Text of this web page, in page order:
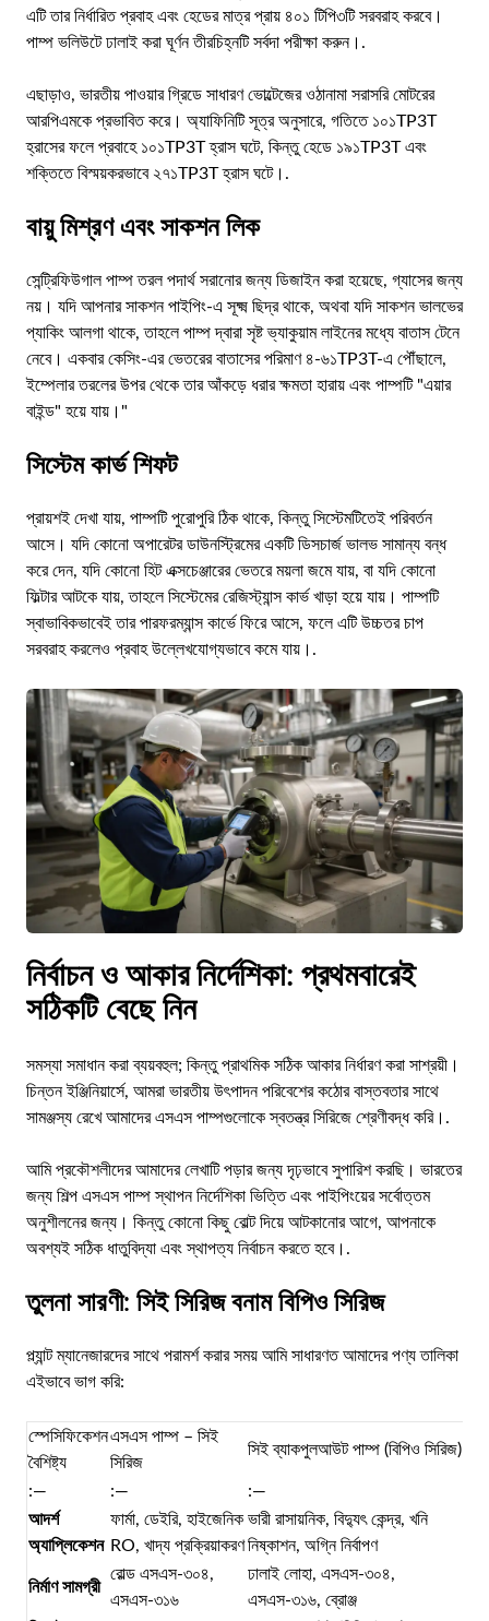
এটি তার নির্ধারিত প্রবাহ এবং হেডের মাত্র প্রায় ৪০১ টিপি৩টি সরবরাহ করবে।
পাম্প ভলিউটে ঢালাই করা ঘূর্ণন তীরচিহ্নটি সর্বদা পরীক্ষা করুন।.
এছাড়াও, ভারতীয় পাওয়ার গ্রিডে সাধারণ ভোল্টেজের ওঠানামা সরাসরি মোটরের
আরপিএমকে প্রভাবিত করে। অ্যাফিনিটি সূত্র অনুসারে, গতিতে ১০১TP3T
হ্রাসের ফলে প্রবাহে ১০১TP3T হ্রাস ঘটে, কিন্তু হেডে ১৯১TP3T এবং
শক্তিতে বিস্ময়করভাবে ২৭১TP3T হ্রাস ঘটে।.
বায়ু মিশ্রণ এবং সাকশন লিক
সেন্ট্রিফিউগাল পাম্প তরল পদার্থ সরানোর জন্য ডিজাইন করা হয়েছে, গ্যাসের জন্য
নয়। যদি আপনার সাকশন পাইপিং-এ সূক্ষ্ম ছিদ্র থাকে, অথবা যদি সাকশন ভালভের
প্যাকিং আলগা থাকে, তাহলে পাম্প দ্বারা সৃষ্ট ভ্যাকুয়াম লাইনের মধ্যে বাতাস টেনে
নেবে। একবার কেসিং-এর ভেতরের বাতাসের পরিমাণ ৪-৬১TP3T-এ পৌঁছালে,
ইম্পেলার তরলের উপর থেকে তার আঁকড়ে ধরার ক্ষমতা হারায় এবং পাম্পটি "এয়ার
বাইন্ড" হয়ে যায়।"
সিস্টেম কার্ভ শিফট
প্রায়শই দেখা যায়, পাম্পটি পুরোপুরি ঠিক থাকে, কিন্তু সিস্টেমটিতেই পরিবর্তন
আসে। যদি কোনো অপারেটর ডাউনস্ট্রিমের একটি ডিসচার্জ ভালভ সামান্য বন্ধ
করে দেন, যদি কোনো হিট এক্সচেঞ্জারের ভেতরে ময়লা জমে যায়, বা যদি কোনো
ফিল্টার আটকে যায়, তাহলে সিস্টেমের রেজিস্ট্যান্স কার্ভ খাড়া হয়ে যায়। পাম্পটি
স্বাভাবিকভাবেই তার পারফরম্যান্স কার্ভে ফিরে আসে, ফলে এটি উচ্চতর চাপ
সরবরাহ করলেও প্রবাহ উল্লেখযোগ্যভাবে কমে যায়।.
নির্বাচন ও আকার নির্দেশিকা: প্রথমবারেই
সঠিকটি বেছে নিন
সমস্যা সমাধান করা ব্যয়বহুল; কিন্তু প্রাথমিক সঠিক আকার নির্ধারণ করা সাশ্রয়ী।
চিন্তন ইঞ্জিনিয়ার্সে, আমরা ভারতীয় উৎপাদন পরিবেশের কঠোর বাস্তবতার সাথে
সামঞ্জস্য রেখে আমাদের এসএস পাম্পগুলোকে স্বতন্ত্র সিরিজে শ্রেণীবদ্ধ করি।.
আমি প্রকৌশলীদের আমাদের লেখাটি পড়ার জন্য দৃঢ়ভাবে সুপারিশ করছি। ভারতের
জন্য শিল্প এসএস পাম্প স্থাপন নির্দেশিকা ভিত্তি এবং পাইপিংয়ের সর্বোত্তম
অনুশীলনের জন্য। কিন্তু কোনো কিছু বোল্ট দিয়ে আটকানোর আগে, আপনাকে
অবশ্যই সঠিক ধাতুবিদ্যা এবং স্থাপত্য নির্বাচন করতে হবে।.
তুলনা সারণী: সিই সিরিজ বনাম বিপিও সিরিজ
প্ল্যান্ট ম্যানেজারদের সাথে পরামর্শ করার সময় আমি সাধারণত আমাদের পণ্য তালিকা
এইভাবে ভাগ করি:
স্পেসিফিকেশন
বৈশিষ্ট্য
এসএস পাম্প – সিই
সিরিজ
সিই ব্যাকপুলআউট পাম্প (বিপিও সিরিজ)
:— :—
:—
আদর্শ
অ্যাপ্লিকেশন
ফার্মা, ডেইরি, হাইজেনিক
RO, খাদ্য প্রক্রিয়াকরণ
ভারী রাসায়নিক, বিদ্যুৎ কেন্দ্র, খনি
নিষ্কাশন, অগ্নি নির্বাপণ
নির্মাণ সামগ্রী
রোল্ড এসএস-৩০৪,
এসএস-৩১৬
ঢালাই লোহা, এসএস-৩০৪,
এসএস-৩১৬, ব্রোঞ্জ